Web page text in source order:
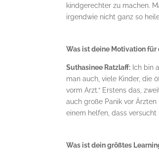
kindgerechter zu machen.
irgendwie nicht ganz so heile
Was ist deine Motivation für
Suthasinee Ratzlaff: Ich bin
man auch, viele Kinder, die
vorm Arzt.“ Erstens das,
auch große Panik vor
einem helfen, dass
Was ist dein größtes